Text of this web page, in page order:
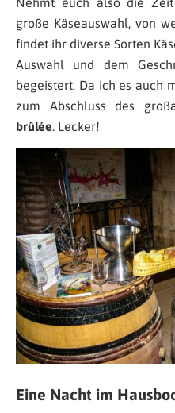
große Käseauswahl, von
findet ihr diverse Sorten
Auswahl und dem
begeistert. Da ich es auch
zum Abschluss des
brûlée. Lecker!
Eine Nacht im